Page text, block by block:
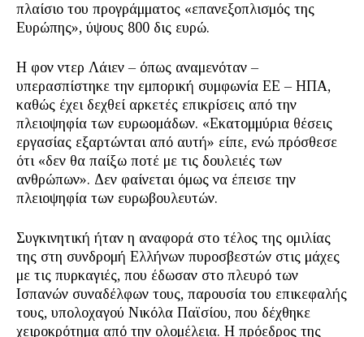
πλαίσιο του προγράμματος «επανεξοπλισμός της
Ευρώπης», ύψους 800 δις ευρώ.
Η φον ντερ Λάιεν – όπως αναμενόταν –
υπερασπίστηκε την εμπορική συμφωνία ΕΕ – ΗΠΑ,
καθώς έχει δεχθεί αρκετές επικρίσεις από την
πλειοψηφία των ευρωομάδων. «Εκατομμύρια θέσεις
εργασίας εξαρτώνται από αυτή» είπε, ενώ πρόσθεσε
ότι «δεν θα παίξω ποτέ με τις δουλειές των
ανθρώπων». Δεν φαίνεται όμως να έπεισε την
πλειοψηφία των ευρωβουλευτών.
Συγκινητική ήταν η αναφορά στο τέλος της ομιλίας
της στη συνδρομή Ελλήνων πυροσβεστών στις μάχες
με τις πυρκαγιές, που έδωσαν στο πλευρό των
Ισπανών συναδέλφων τους, παρουσία του επικεφαλής
τους, υπολοχαγού Νικόλα Παϊσίου, που δέχθηκε
χειροκρότημα από την ολομέλεια. Η πρόεδρος της